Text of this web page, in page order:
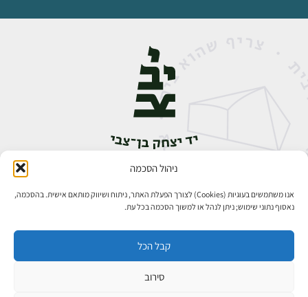
ניהול הסכמה
אנו משתמשים בעוגיות (Cookies) לצורך הפעלת האתר, ניתוח ושיווק מותאם אישית. בהסכמה,
נאסוף נתוני שימוש; ניתן לנהל או למשוך הסכמה בכל עת.
קבל הכל
סירוב
אבן גבירול 14, רחביה, ירושלים